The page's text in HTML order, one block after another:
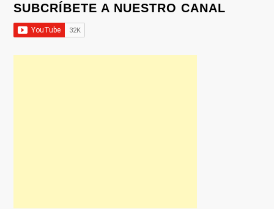
SUBCRÍBETE A NUESTRO CANAL